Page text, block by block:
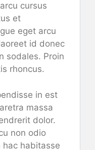
cursus
et
eget arcu
id donec
sodales. Proin
rhoncus.
in est
massa
dolor.
non odio
hac habitasse